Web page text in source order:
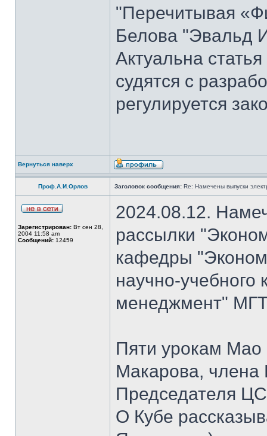
"Перечитывая
Белова "Эвальд
Актуальна
судятся с
регулируется
Вернуться наверх
Проф.А.И.Орлов Заголовок сообщения: Re: Намечены выпуски
Зарегистрирован: Вт сен 28,
2004 11:58 am
Сообщений: 12459
2024.08.12.
рассылки
кафедры
научно-
менеджмент"
Пяти урокам Мао
Макарова,
Председателя
О Кубе